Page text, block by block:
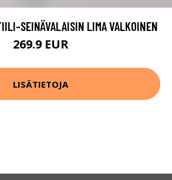
SEINÄVALAISIN LIMA VALKOINEN
269.9 EUR
LISÄTIETOJA